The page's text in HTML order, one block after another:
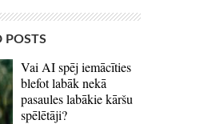
POSTS
Vai AI spēj iemācīties
blefot labāk nekā
pasaules labākie kāršu
spēlētāji?